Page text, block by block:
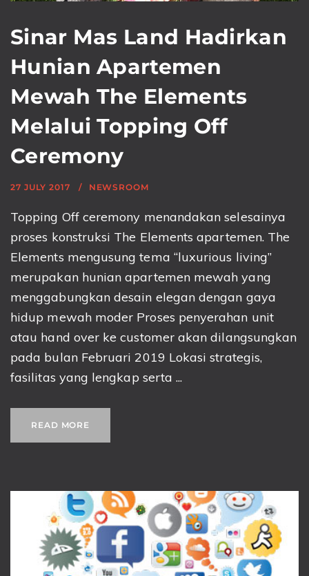
Sinar Mas Land Hadirkan
Hunian Apartemen
Mewah The Elements
Melalui Topping Off
Ceremony
27 JULY 2017 NEWSROOM
Topping Off ceremony menandakan selesainya
proses konstruksi The Elements apartemen. The
Elements mengusung tema “luxurious living”
merupakan hunian apartemen mewah yang
menggabungkan desain elegan dengan gaya
hidup mewah moder Proses penyerahan unit
atau hand over ke customer akan dilangsungkan
pada bulan Februari 2019 Lokasi strategis,
fasilitas yang lengkap serta ...
READ MORE